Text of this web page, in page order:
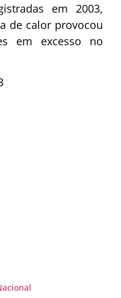
em 2003,
de calor provocou
em excesso no